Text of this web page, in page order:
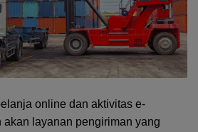
online dan aktivitas e-
akan layanan pengiriman yang